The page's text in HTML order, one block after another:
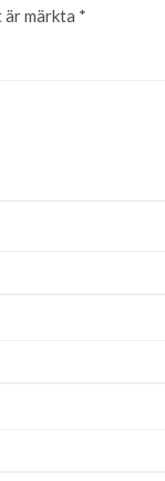
märkta *